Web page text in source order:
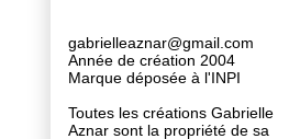
gabrielleaznar@gmail.com
Année de création 2004
Marque déposée à l'INPI
Toutes les créations Gabrielle
Aznar sont la propriété de sa